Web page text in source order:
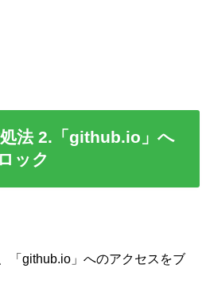
処法 2.「github.io」へ
ック
「github.io」へのアクセスをブ